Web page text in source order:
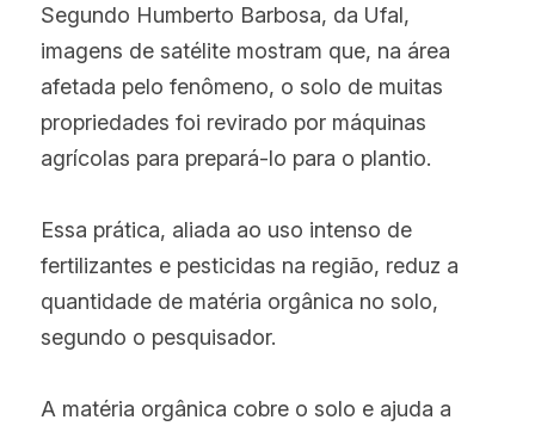
Segundo Humberto Barbosa, da Ufal,
imagens de satélite mostram que, na área
afetada pelo fenômeno, o solo de muitas
propriedades foi revirado por máquinas
agrícolas para prepará-lo para o plantio.
Essa prática, aliada ao uso intenso de
fertilizantes e pesticidas na região, reduz a
quantidade de matéria orgânica no solo,
segundo o pesquisador.
A matéria orgânica cobre o solo e ajuda a